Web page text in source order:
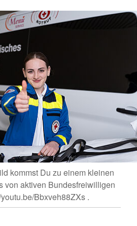
kommst Du zu einem kleinen
von aktiven Bundesfreiwilligen
Bbxveh88ZXs .